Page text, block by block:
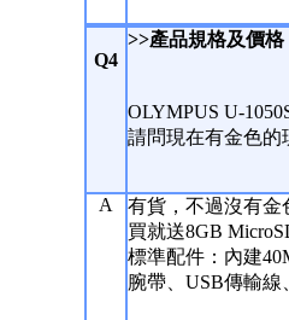
Q4
>>產品規格及價格
OLYMPUS U-
請問現在有金色的
A
有貨，不過沒有金
買就送8GB
標準配件：內建
腕帶、USB傳輸